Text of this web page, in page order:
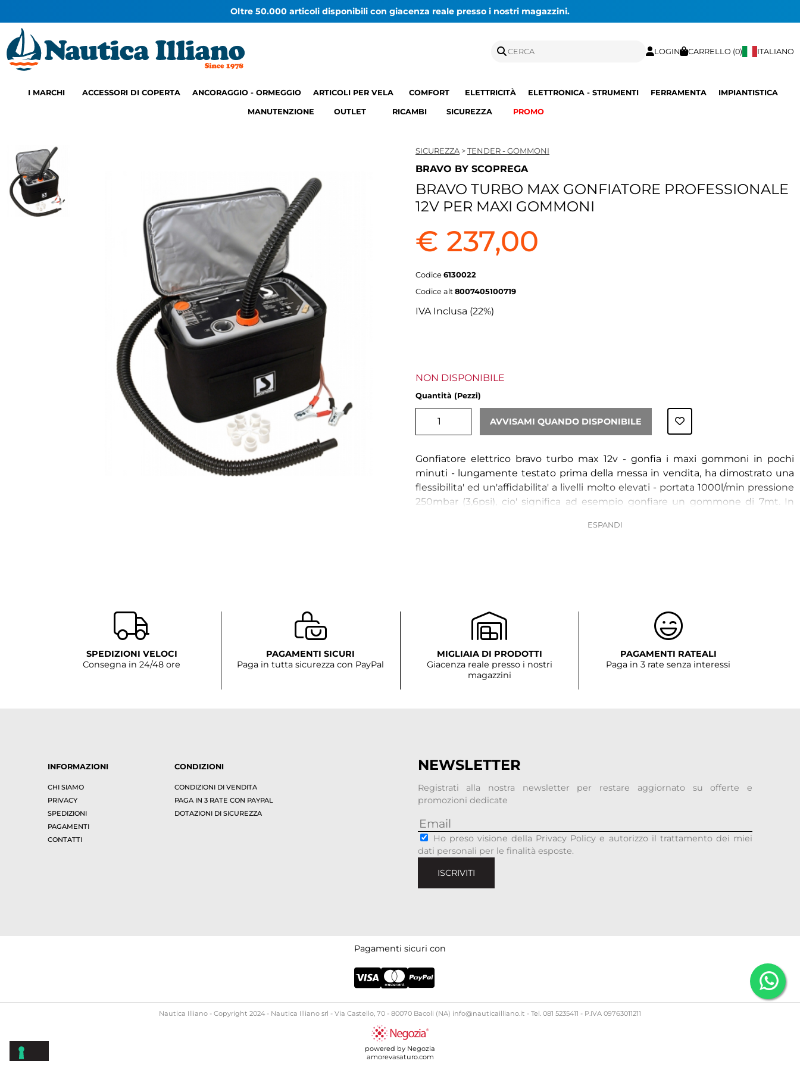
Oltre 50.000 articoli disponibili con giacenza reale presso i nostri magazzini.
LOGIN CARRELLO (0) ITALIANO
I MARCHI ACCESSORI DI COPERTA ANCORAGGIO - ORMEGGIO ARTICOLI PER VELA COMFORT ELETTRICITÀ ELETTRONICA - STRUMENTI FERRAMENTA IMPIANTISTICA
MANUTENZIONE OUTLET RICAMBI SICUREZZA PROMO
SICUREZZA >TENDER - GOMMONI
BRAVO BY SCOPREGA
BRAVO TURBO MAX GONFIATORE PROFESSIONALE
12V PER MAXI GOMMONI
€ 237,00
Codice 6130022
Codice alt 8007405100719
IVA Inclusa (22%)
NON DISPONIBILE
Quantità (Pezzi)
AVVISAMI QUANDO DISPONIBILE
Gonfiatore elettrico bravo turbo max 12v - gonfia i maxi gommoni in pochi
minuti - lungamente testato prima della messa in vendita, ha dimostrato una
flessibilita' ed un'affidabilita' a livelli molto elevati - portata 1000l/min pressione
250mbar (3,6psi), cio' significa ad esempio gonfiare un gommone di 7mt. In
equipaggiato con 2 potenti motori su cuscinetti montati su una piastra in
SPEDIZIONI VELOCI
Consegna in 24/48 ore
PAGAMENTI SICURI
Paga in tutta sicurezza con PayPal
MIGLIAIA DI PRODOTTI
Giacenza reale presso i nostri
magazzini
PAGAMENTI RATEALI
Paga in 3 rate senza interessi
INFORMAZIONI
CHI SIAMO
PRIVACY
SPEDIZIONI
PAGAMENTI
CONTATTI
CONDIZIONI
CONDIZIONI DI VENDITA
PAGA IN 3 RATE CON PAYPAL
DOTAZIONI DI SICUREZZA
NEWSLETTER
Registrati alla nostra newsletter per restare aggiornato su offerte e
promozioni dedicate
Ho preso visione della Privacy Policy e autorizzo il trattamento dei miei
dati personali per le finalità esposte.
ISCRIVITI
Pagamenti sicuri con
Nautica Illiano - Copyright 2024 - Nautica Illiano srl - Via Castello, 70 - 80070 Bacoli (NA) info@nauticailliano.it - Tel. 081 5235411 - P.IVA 09763011211
powered by Negozia
amorevasaturo.com